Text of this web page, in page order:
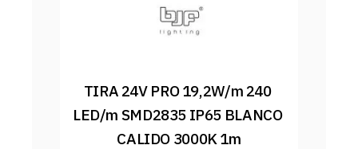
TIRA 24V PRO 19,2W/m 240
LED/m SMD2835 IP65 BLANCO
CALIDO 3000K 1m